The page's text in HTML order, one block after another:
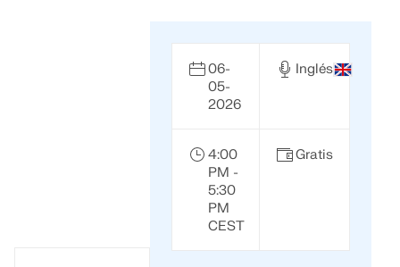
06-
05-
2026
Inglés
4:00
PM -
5:30
PM
CEST
Gratis